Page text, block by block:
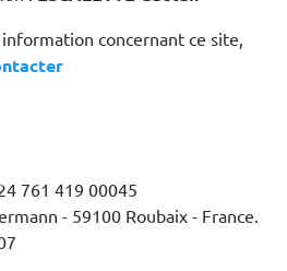
concernant ce site,
761 419 00045
- 59100 Roubaix - France.